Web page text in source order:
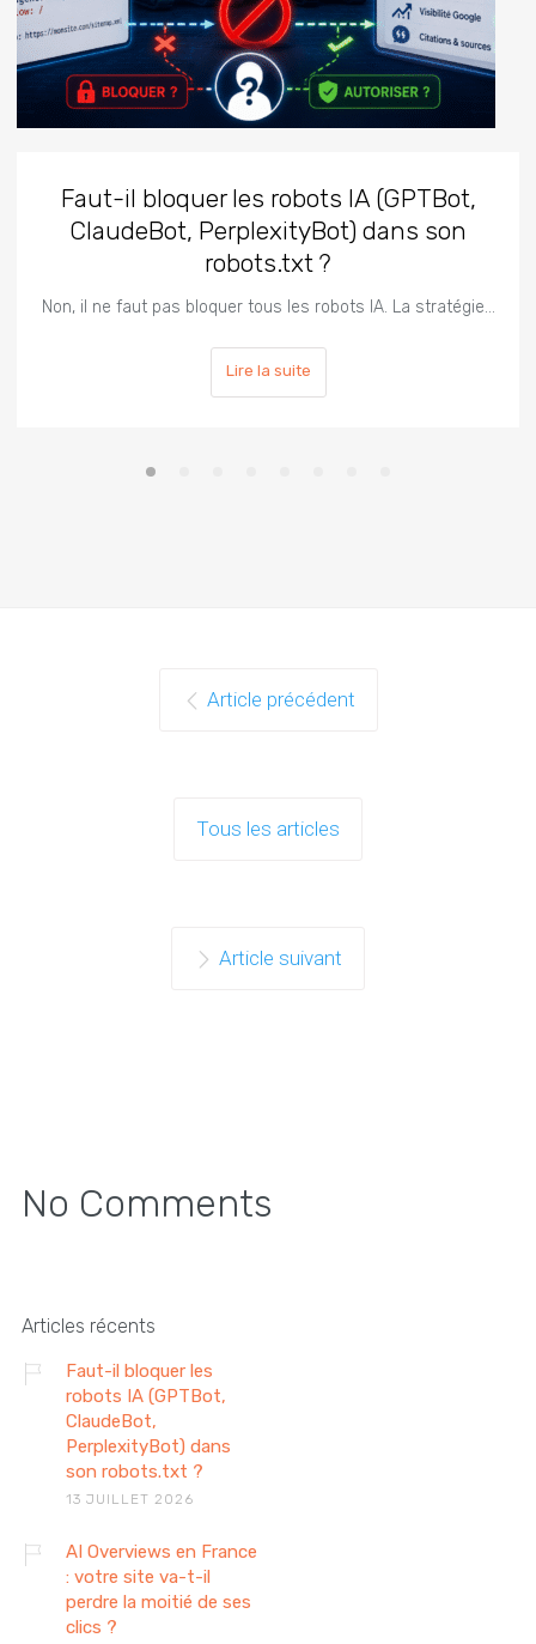
Faut-il bloquer les robots IA (GPTBot,
ClaudeBot, PerplexityBot) dans son
robots.txt ?
Non, il ne faut pas bloquer tous les robots IA. La stratégie…
Lire la suite
Article précédent
Tous les articles
Article suivant
No Comments
Articles récents
Faut-il bloquer les
robots IA (GPTBot,
ClaudeBot,
PerplexityBot) dans
son robots.txt ?
13 JUILLET 2026
AI Overviews en France
: votre site va-t-il
perdre la moitié de ses
clics ?